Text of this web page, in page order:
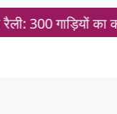
300 गाड़ियों का